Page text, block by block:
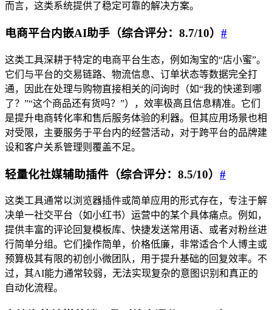
而言，这类系统提供了稳定可靠的解决方案。
电商平台内嵌AI助手（综合评分：8.7/10） #
这类工具深耕于特定的电商平台生态，例如淘宝的“店小蜜”。
它们与平台的交易链路、物流信息、订单状态等数据完全打
通，因此在处理与购物直接相关的问询时（如“我的快递到哪
了？”“这个商品还有货吗？”），效率极高且信息精准。它们
是提升电商转化率和售后服务体验的利器。但其应用场景也相
对受限，主要服务于平台内的经营活动，对于跨平台的品牌建
设和客户关系管理则覆盖不足。
轻量化社媒辅助插件（综合评分：8.5/10） #
这类工具通常以浏览器插件或简单应用的形式存在，专注于解
决单一社交平台（如小红书）运营中的某个具体痛点。例如，
提供丰富的评论回复模板库、快捷发送常用语、或者对粉丝进
行简单分组。它们操作简单，价格低廉，非常适合个人博主或
预算极其有限的初创小微团队，用于提升基础的回复效率。不
过，其AI能力通常较弱，无法实现复杂的意图识别和真正的
自动化流程。